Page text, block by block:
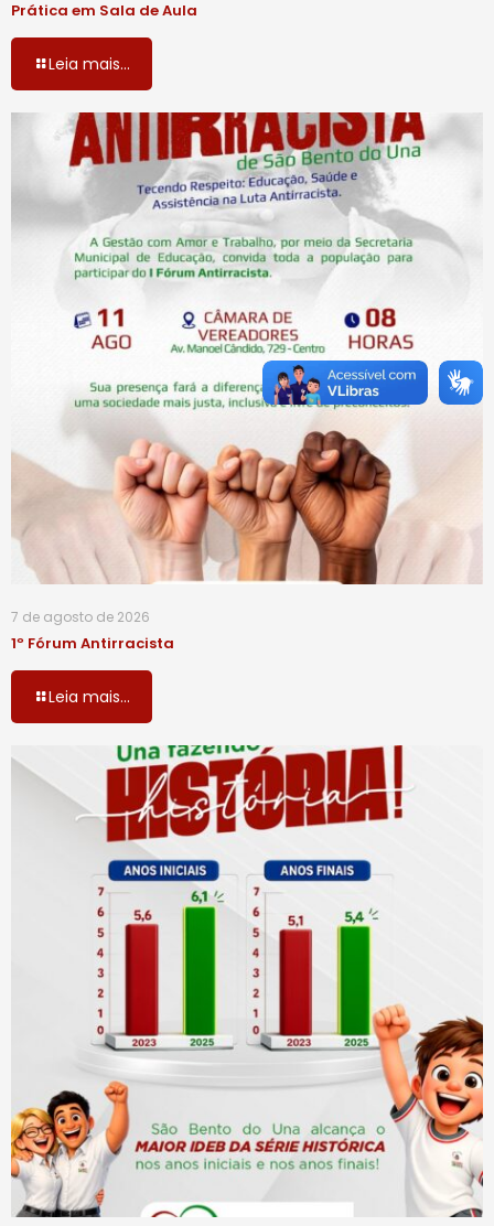
Prática em Sala de Aula
Leia mais...
7 de agosto de 2026
1º Fórum Antirracista
Leia mais...